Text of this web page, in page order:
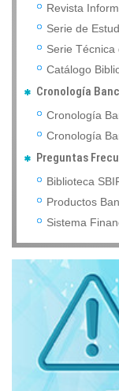
Revista
Serie de
Serie Técnica
Catálogo
Cronología
Cronología
Cronología
Preguntas
Biblioteca
Productos
Sistema